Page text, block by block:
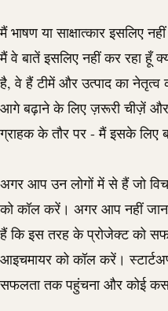
मैं भाषण या साक्षात्कार इसलिए
मैं वे बातें इसलिए नहीं कर रहा हूँ
है, वे हैं टीमें और उत्पाद का
आगे बढ़ाने के लिए ज़रूरी चीज़ें
ग्राहक के तौर पर - मैं इसके लिए
अगर आप उन लोगों में से हैं जो
को कॉल करें। अगर आप नहीं
हैं कि इस तरह के प्रोजेक्ट को
आइचमायर को कॉल करें।
सफलता तक पहुंचना और कोई